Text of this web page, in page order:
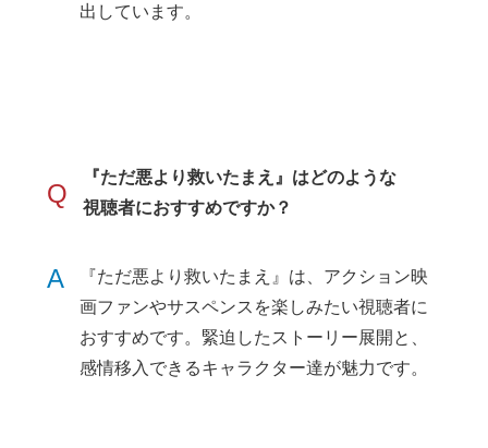
出しています。
Q
『ただ悪より救いたまえ』はどのような
視聴者におすすめですか？
A
『ただ悪より救いたまえ』は、アクション映
画ファンやサスペンスを楽しみたい視聴者に
おすすめです。緊迫したストーリー展開と、
感情移入できるキャラクター達が魅力です。